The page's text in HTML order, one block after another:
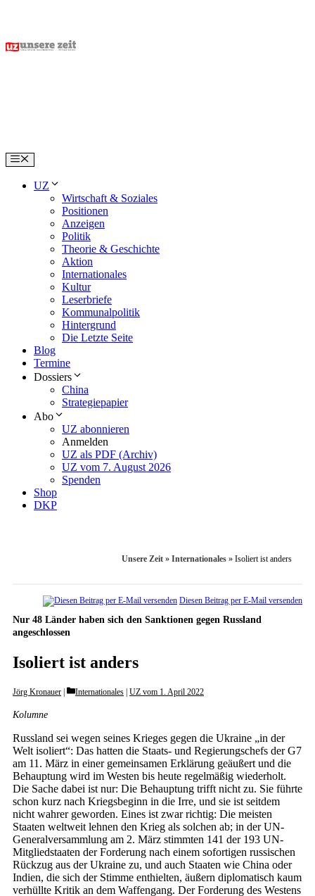
content
Menu
UZ
Wirtschaft & Soziales
Positionen
Anzeigen
Politik
Theorie & Geschichte
Aktion
Internationales
Kultur
Leserbriefe
Kommunalpolitik
Hintergrund
Die Letzte Seite
Blog
Termine
Dossiers
China
Strategiepapier
Abo
UZ abonnieren
Anmelden
UZ als PDF (Archiv)
UZ vom 7. August 2026
Spenden
Shop
DKP
Unsere Zeit » Internationales » Isoliert ist anders
Diesen Beitrag per E-Mail versenden
Nur 48 Länder haben sich den Sanktionen gegen Russland
angeschlossen
Isoliert ist anders
Jörg Kronauer Categories
Internationales UZ vom 1. April 2022
Kolumne
Russland sei wegen seines Krieges gegen die Ukraine „in der
Welt isoliert“: Das hatten die Staats- und Regierungschefs der G7
am 11. März in einer gemeinsamen Erklärung geäußert und die
Behauptung wird im Westen bis heute regelmäßig wiederholt.
Die Sache dabei ist nur: Die Behauptung trifft nicht zu. Sie führte
schon kurz nach Kriegsbeginn in die Irre, und sie ist seitdem
nicht wahrer geworden. Eines ist zwar richtig: Die meisten
Staaten weltweit lehnen den Krieg als solchen ab; in der UN-
Generalversammlung am 2. März stimmten 141 der 193 UN-
Mitgliedstaaten der Forderung nach einem sofortigen russischen
Rückzug aus der Ukraine zu, und auch Staaten wie China oder
Indien, die sich der Stimme enthielten, äußern diplomatisch kaum
verhüllte Kritik an dem Waffengang. Der Forderung des Westens